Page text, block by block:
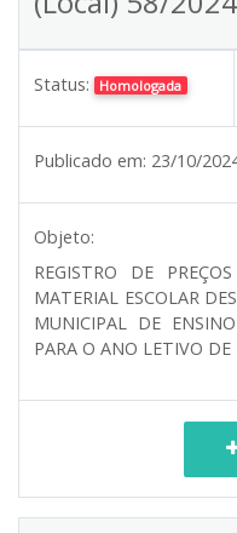
Status: Homologada
Publicado em: 23/10/
Objeto:
REGISTRO DE
MATERIAL ESCOLAR
MUNICIPAL DE
PARA O ANO LETIVO DE